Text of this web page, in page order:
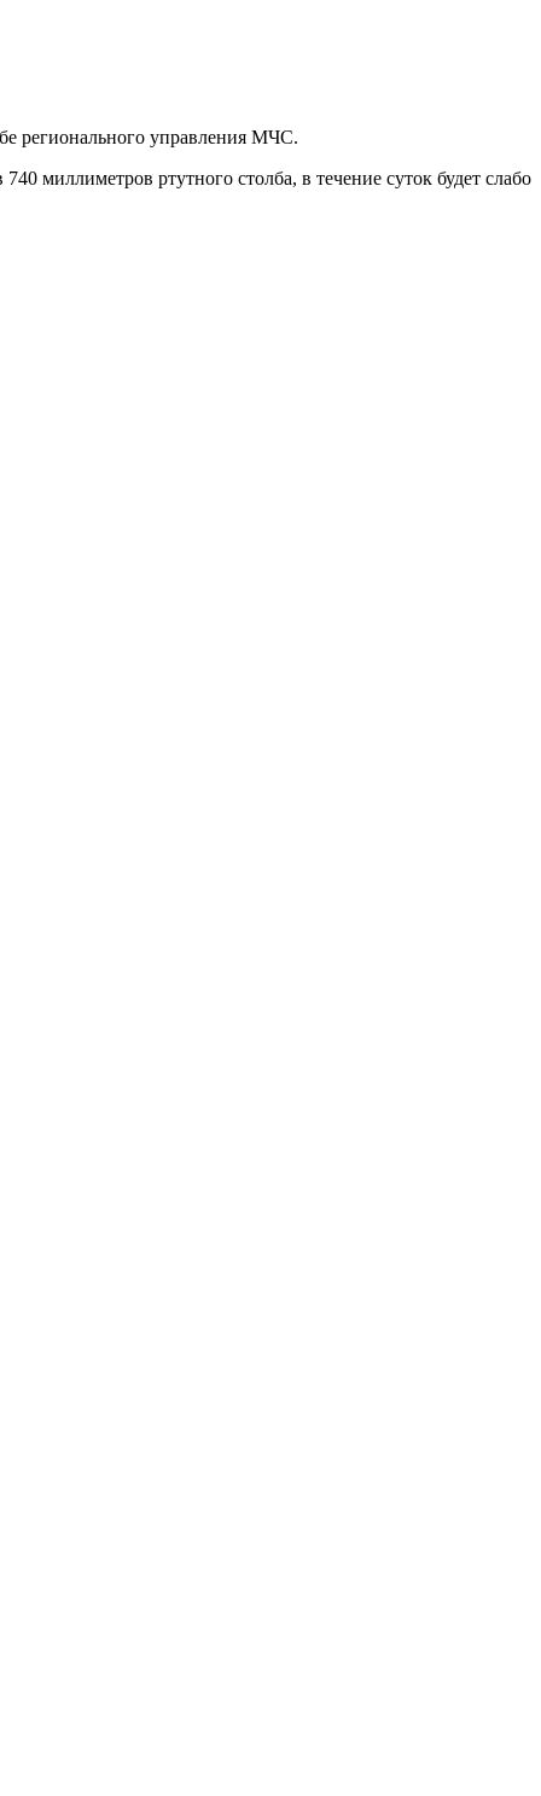
регионального управления МЧС.
миллиметров ртутного столба, в течение суток будет слабо